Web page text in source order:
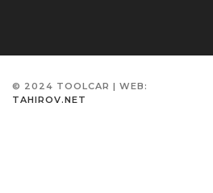
© 2024 TOOLCAR | WEB:
TAHIROV.NET